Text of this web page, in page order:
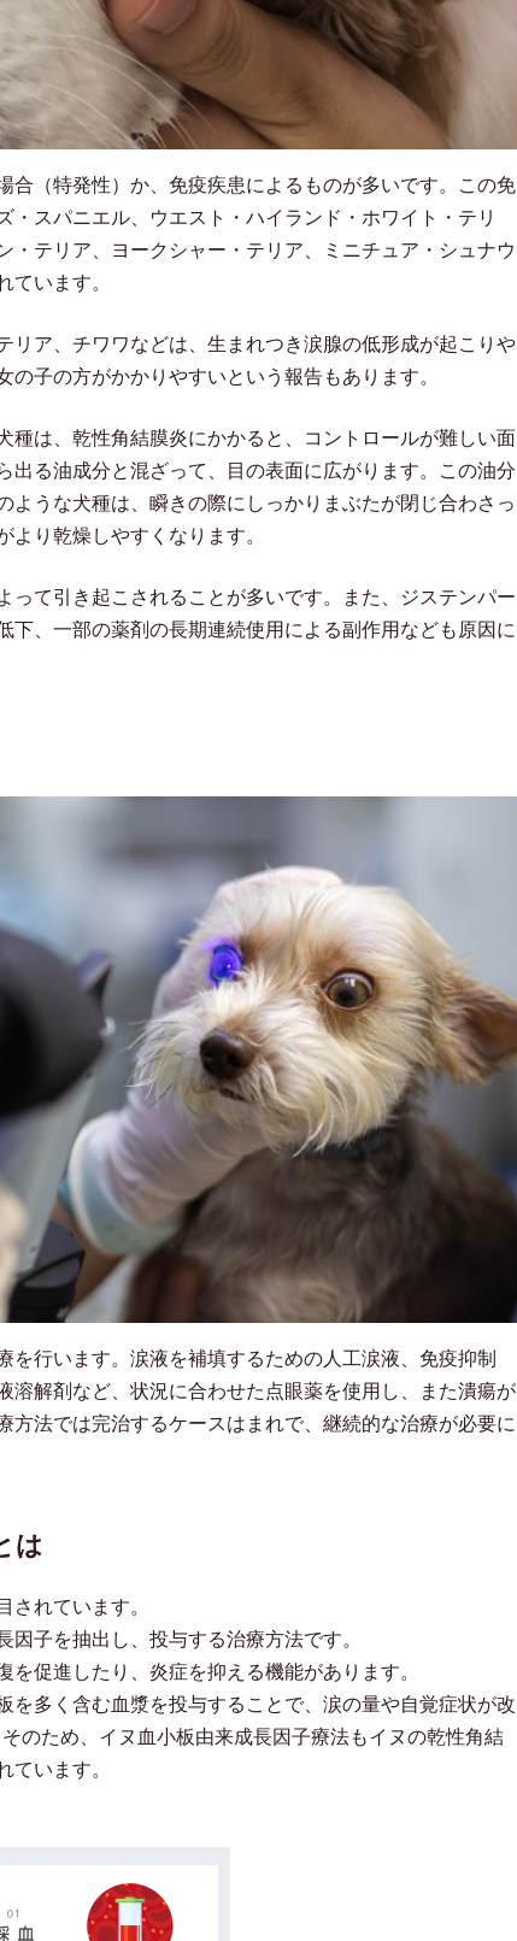
合（特発性）か、免疫疾患によるものが多いです。この免
スパニエル、ウエスト・ハイランド・ホワイト・テリ
・テリア、ヨークシャー・テリア、ミニチュア・シュナウ
ています。
リア、チワワなどは、生まれつき涙腺の低形成が起こりや
子の方がかかりやすいという報告もあります。
種は、乾性角結膜炎にかかると、コントロールが難しい面
出る油成分と混ざって、目の表面に広がります。この油分
ような犬種は、瞬きの際にしっかりまぶたが閉じ合わさっ
り乾燥しやすくなります。
って引き起こされることが多いです。また、ジステンパー
下、一部の薬剤の長期連続使用による副作用なども原因に
行います。涙液を補填するための人工涙液、免疫抑制
溶解剤など、状況に合わせた点眼薬を使用し、また潰瘍が
方法では完治するケースはまれで、継続的な治療が必要に
は
されています。
子を抽出し、投与する治療方法です。
促進したり、炎症を抑える機能があります。
を多く含む血漿を投与することで、涙の量や自覚症状が改
のため、イヌ血小板由来成長因子療法もイヌの乾性角結
ています。